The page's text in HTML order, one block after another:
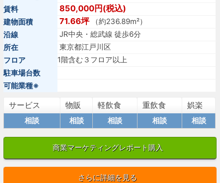
賃料
850,000円(税込)
建物面積 71.66坪（約236.89m²）
沿線
JR中央・総武線 徒歩6分
所在
東京都江戸川区
フロア
1階含む３フロア以上
駐車場台数
可能業種※
サービス 物販 軽飲食 重飲食 娯楽
相談 相談 相談 相談 相談
商業マーケティングレポート購入
さらに詳細を見る